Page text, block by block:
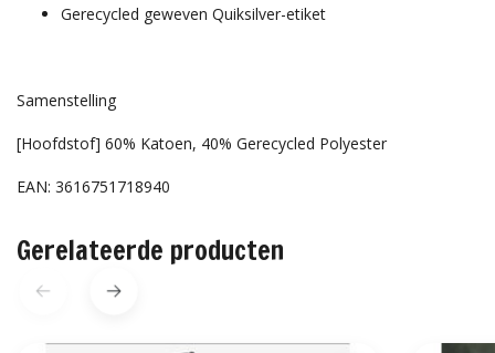
Gerecycled geweven Quiksilver-etiket
Samenstelling
[Hoofdstof] 60% Katoen, 40% Gerecycled Polyester
EAN: 3616751718940
Gerelateerde producten